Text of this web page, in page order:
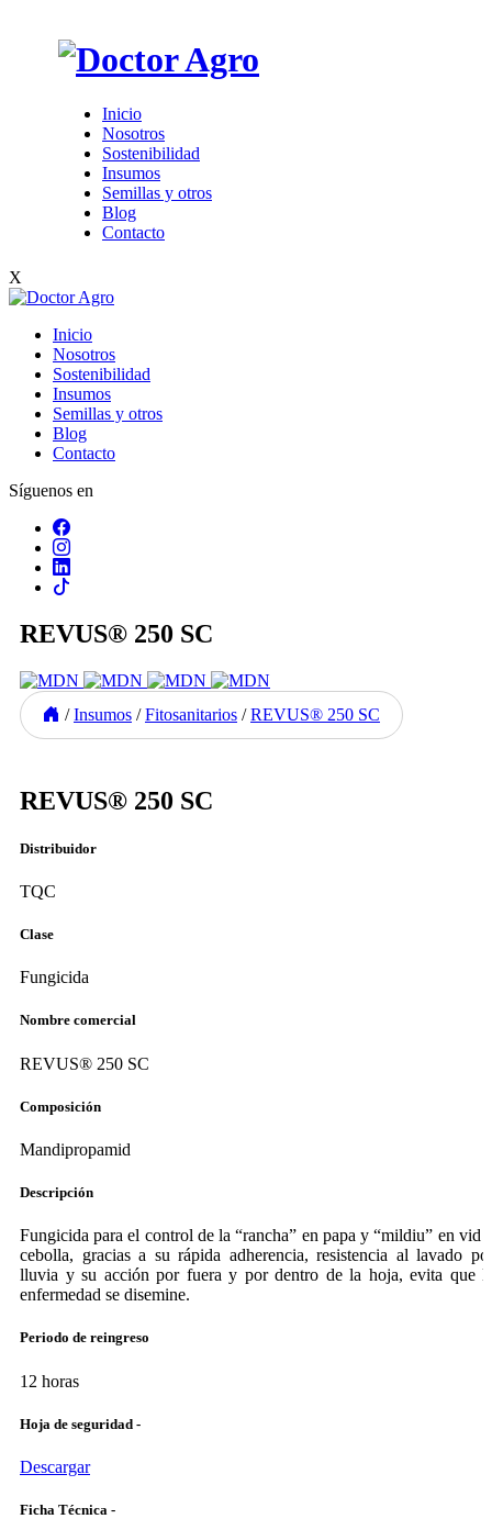
Inicio
Nosotros
Sostenibilidad
Insumos
Semillas y otros
Blog
Contacto
X
Inicio
Nosotros
Sostenibilidad
Insumos
Semillas y otros
Blog
Contacto
Síguenos en
REVUS® 250 SC
/ Insumos / Fitosanitarios / REVUS® 250 SC
REVUS® 250 SC
Distribuidor
TQC
Clase
Fungicida
Nombre comercial
REVUS® 250 SC
Composición
Mandipropamid
Descripción
Fungicida para el control de la “rancha” en papa y “mildiu” en vid
cebolla, gracias a su rápida adherencia, resistencia al lavado
lluvia y su acción por fuera y por dentro de la hoja, evita que
enfermedad se disemine.
Periodo de reingreso
12 horas
Hoja de seguridad -
Descargar
Ficha Técnica -